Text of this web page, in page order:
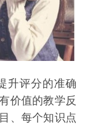
评分的准确
价值的教学反
、每个知识点